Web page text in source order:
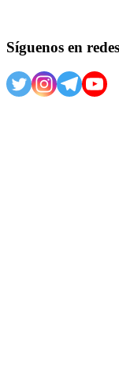
Síguenos en